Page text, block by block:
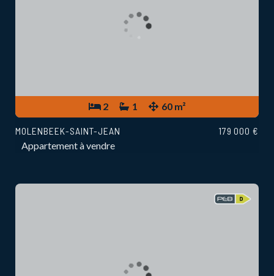
2 1 60 m²
MOLENBEEK-SAINT-JEAN
Appartement à vendre
179 000 €